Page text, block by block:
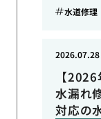
水道修理
【
水漏れ
対応の
2026.07.28